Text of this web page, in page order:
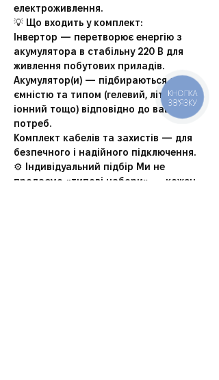
електроживлення.
💡 Що входить у комплект:
Інвертор — перетворює енергію з
акумулятора в стабільну 220 В для
живлення побутових приладів.
Акумулятор(и) — підбираються за
ємністю та типом (гелевий, літій-
іонний тощо) відповідно до ваших
потреб.
Комплект кабелів та захистів — для
безпечного і надійного підключення.
⚙️ Індивідуальний підбір Ми не
продаємо «типові набори» — кожен
КНОПКА
ЗВ'ЯЗКУ